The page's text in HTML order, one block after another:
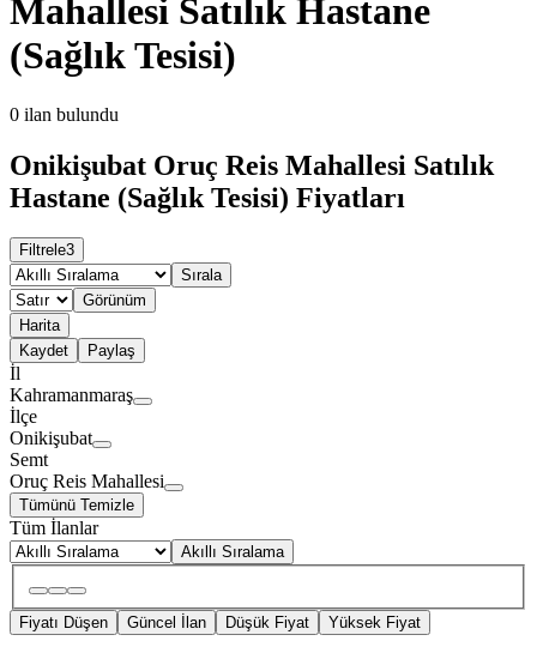
Mahallesi Satılık Hastane
(Sağlık Tesisi)
0 ilan bulundu
Onikişubat Oruç Reis Mahallesi Satılık
Hastane (Sağlık Tesisi) Fiyatları
Filtrele3
Sırala
Görünüm
Harita
Kaydet
Paylaş
İl
Kahramanmaraş
İlçe
Onikişubat
Semt
Oruç Reis Mahallesi
Tümünü Temizle
Tüm İlanlar
Akıllı Sıralama
Fiyatı Düşen Güncel İlan Düşük Fiyat Yüksek Fiyat